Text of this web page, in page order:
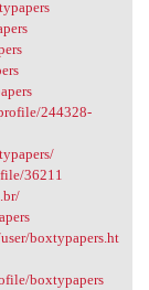
244328-
36211
boxtypapers.ht
boxtypapers